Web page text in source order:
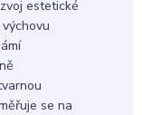
estetické
se na